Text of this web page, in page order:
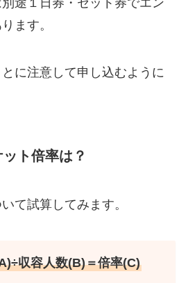
途１日券・セット券でエン
ます。
に注意して申し込むように
ト倍率は？
て試算してみます。
÷収容人数(B)＝倍率(C)